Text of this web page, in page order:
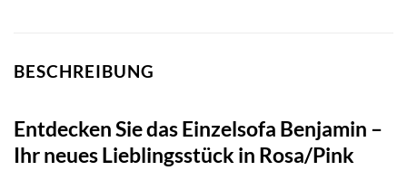
BESCHREIBUNG
Entdecken Sie das Einzelsofa Benjamin –
Ihr neues Lieblingsstück in Rosa/Pink